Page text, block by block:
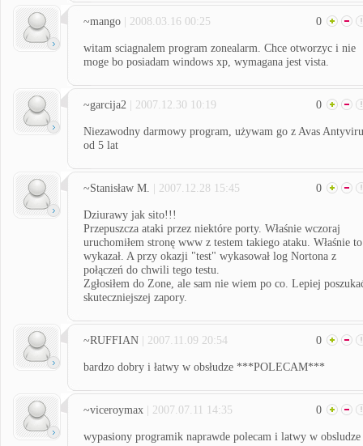
~mango | 2008.03.16 00:25 0
witam sciagnalem program zonealarm. Chce otworzyc i nie
moge bo posiadam windows xp, wymagana jest vista.
~garcija2 | 2007.12.30 10:19 0
Niezawodny darmowy program, używam go z Avas
od 5 lat
~Stanisław M. | 2007.12.28 15:45 0
Dziurawy jak sito!!!
Przepuszcza ataki przez niektóre porty. Właśnie wczoraj
uruchomiłem stronę www z testem takiego ataku. Właśnie to
wykazał. A przy okazji "test" wykasował log Nortona z
połączeń do chwili tego testu.
Zgłosiłem do Zone, ale sam nie wiem po co. Lepiej
skuteczniejszej zapory.
~RUFFIAN | 2007.11.09 20:54 0
bardzo dobry i łatwy w obsłudze ***POLECAM***
~viceroymax | 2007.07.11 14:35 0
wypasiony programik naprawde polecam i latwy w obsludze